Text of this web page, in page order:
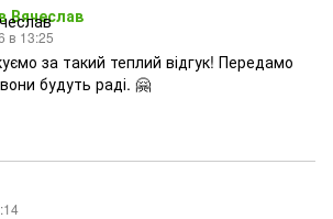
Вячеслав
в 13:25
за такий теплий відгук! Передамо
будуть раді. 🤗